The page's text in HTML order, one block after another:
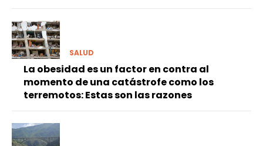
SALUD
La obesidad es un factor en contra al
momento de una catástrofe como los
terremotos: Estas son las razones